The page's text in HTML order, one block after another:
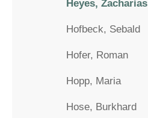
Heyes, Zacharias
Hofbeck, Sebald
Hofer, Roman
Hopp, Maria
Hose, Burkhard